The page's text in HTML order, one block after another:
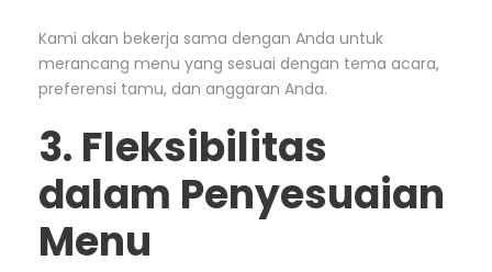
Kami akan bekerja sama dengan Anda untuk
merancang menu yang sesuai dengan tema acara,
preferensi tamu, dan anggaran Anda.
3. Fleksibilitas
dalam Penyesuaian
Menu